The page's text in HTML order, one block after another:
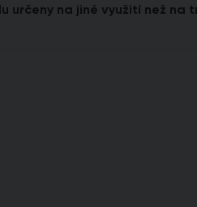
na jiné využití než